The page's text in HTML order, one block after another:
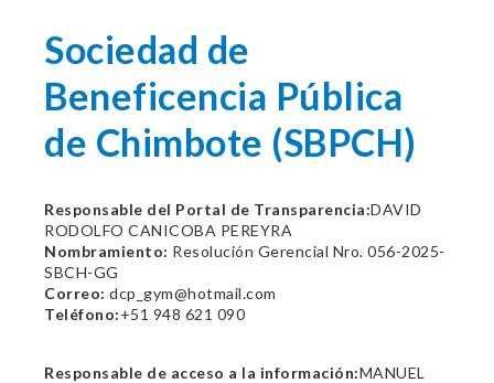
Sociedad de
Beneficencia Pública
de Chimbote (SBPCH)
Responsable del Portal de Transparencia:DAVID
RODOLFO CANICOBA PEREYRA
Nombramiento: Resolución Gerencial Nro. 056-2025-
SBCH-GG
Correo: dcp_gym@hotmail.com
Teléfono:+51 948 621 090
Responsable de acceso a la información:MANUEL